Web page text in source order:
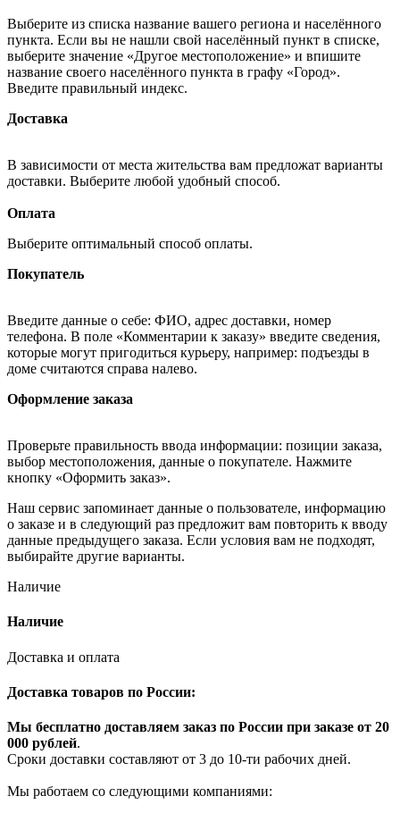
Выберите из списка название вашего региона и населённого
пункта. Если вы не нашли свой населённый пункт в списке,
выберите значение «Другое местоположение» и впишите
название своего населённого пункта в графу «Город».
Введите правильный индекс.
Доставка
В зависимости от места жительства вам предложат варианты
доставки. Выберите любой удобный способ.
Оплата
Выберите оптимальный способ оплаты.
Покупатель
Введите данные о себе: ФИО, адрес доставки, номер
телефона. В поле «Комментарии к заказу» введите сведения,
которые могут пригодиться курьеру, например: подъезды в
доме считаются справа налево.
Оформление заказа
Проверьте правильность ввода информации: позиции заказа,
выбор местоположения, данные о покупателе. Нажмите
кнопку «Оформить заказ».
Наш сервис запоминает данные о пользователе, информацию
о заказе и в следующий раз предложит вам повторить к вводу
данные предыдущего заказа. Если условия вам не подходят,
выбирайте другие варианты.
Наличие
Наличие
Доставка и оплата
Доставка товаров по России:
Мы бесплатно доставляем заказ по России при заказе от 20
000 рублей.
Сроки доставки составляют от 3 до 10-ти рабочих дней.
Мы работаем со следующими компаниями: